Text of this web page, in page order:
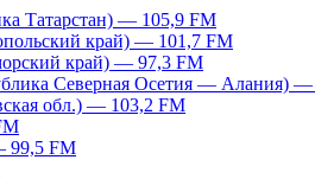
Татарстан) — 105,9 FM
край) — 101,7 FM
край) — 97,3 FM
Северная Осетия — Алания)
обл.) — 103,2 FM
99,5 FM